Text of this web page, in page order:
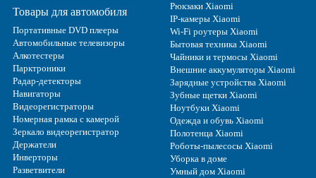
Товары для автомобиля
Портативные DVD плееры
Автомобильные телевизоры
Алкотестеры
Парктроники
Радар-детекторы
Навигаторы
Видеорегистраторы
Номерная рамка с камерой
Зеркало видеорегистратор
Держатели
Инверторы
Разветвители
Рюкзаки Xiaomi
IP-камеры Xiaomi
Wi-Fi роутеры Xiaomi
Бытовая техника Xiaomi
Чайники и термосы Xiaomi
Внешние аккумуляторы Xiaomi
Зарядные устройства Xiaomi
Зубные щетки Xiaomi
Ноутбуки Xiaomi
Одежда и обувь Xiaomi
Полотенца Xiaomi
Роботы-пылесосы Xiaomi
Уборка в доме
Умный дом Xiaomi